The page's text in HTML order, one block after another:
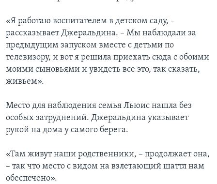
«Я работаю воспитателем в детском саду, –
рассказывает Джеральдина. – Мы наблюдали за
предыдущим запуском вместе с детьми по
телевизору, и вот я решила приехать сюда с обоими
моими сыновьями и увидеть все это, так сказать,
живьем».
Место для наблюдения семья Льюис нашла без
особых затруднений. Джеральдина указывает
рукой на дома у самого берега.
«Там живут наши родственники, – продолжает она,
– так что место с видом на взлетающий шаттл нам
обеспечено».